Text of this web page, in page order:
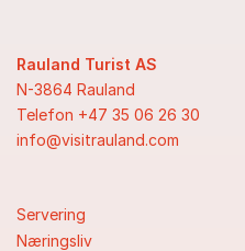
Rauland Turist AS
N-3864 Rauland
Telefon +47 35 06 26 30
info@visitrauland.com
Servering
Næringsliv